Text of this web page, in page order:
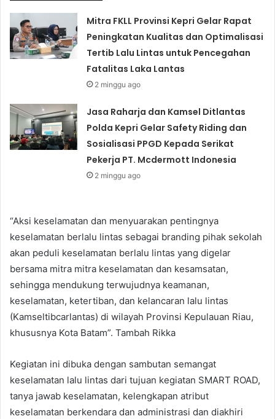
Mitra FKLL Provinsi Kepri Gelar Rapat
Peningkatan Kualitas dan Optimalisasi
Tertib Lalu Lintas untuk Pencegahan
Fatalitas Laka Lantas
2 minggu ago
Jasa Raharja dan Kamsel Ditlantas
Polda Kepri Gelar Safety Riding dan
Sosialisasi PPGD Kepada Serikat
Pekerja PT. Mcdermott Indonesia
2 minggu ago
“Aksi keselamatan dan menyuarakan pentingnya
keselamatan berlalu lintas sebagai branding pihak sekolah
akan peduli keselamatan berlalu lintas yang digelar
bersama mitra mitra keselamatan dan kesamsatan,
sehingga mendukung terwujudnya keamanan,
keselamatan, ketertiban, dan kelancaran lalu lintas
(Kamseltibcarlantas) di wilayah Provinsi Kepulauan Riau,
khususnya Kota Batam”. Tambah Rikka
Kegiatan ini dibuka dengan sambutan semangat
keselamatan lalu lintas dari tujuan kegiatan SMART ROAD,
tanya jawab keselamatan, kelengkapan atribut
keselamatan berkendara dan administrasi dan diakhiri